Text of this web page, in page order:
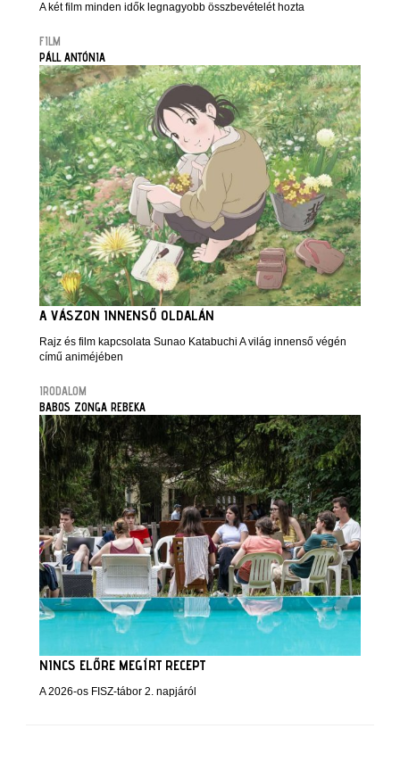
A két film minden idők legnagyobb összbevételét hozta
FILM
PÁLL ANTÓNIA
A VÁSZON INNENSŐ OLDALÁN
Rajz és film kapcsolata Sunao Katabuchi A világ innenső végén
című animéjében
IRODALOM
BABOS ZONGA REBEKA
NINCS ELŐRE MEGÍRT RECEPT
A 2026-os FISZ-tábor 2. napjáról